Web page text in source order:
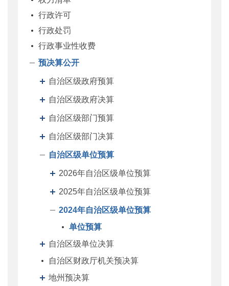
行政许可
行政处罚
行政事业性收费
预决算公开
自治区级政府预算
自治区级政府决算
自治区级部门预算
自治区级部门决算
自治区级单位预算
2026年自治区级单位预算
2025年自治区级单位预算
2024年自治区级单位预算
单位预算
自治区级单位决算
自治区财政厅机关预决算
地州预决算